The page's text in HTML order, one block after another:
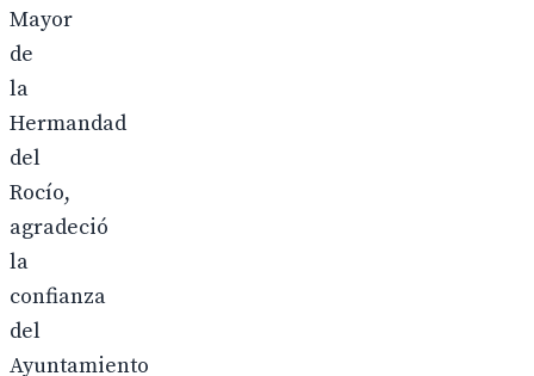
Mayor
de
la
Hermandad
del
Rocío,
agradeció
la
confianza
del
Ayuntamiento